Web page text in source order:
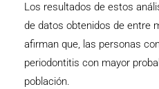
Los resultados de estos
de datos obtenidos de entre
afirman que, las personas
periodontitis con mayor
población.